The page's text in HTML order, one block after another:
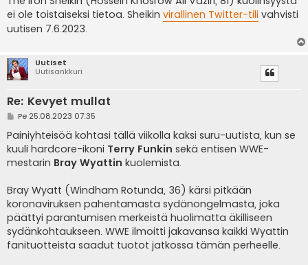
ei ole toistaiseksi tietoa. Sheikin virallinen Twitter-tili vahvisti
uutisen 7.6.2023.
Uutiset
Uutisankkuri
Re: Kevyet mullat
V
e
s
t
i
Pe 25.08.2023 07:35
Painiyhteisöä kohtasi tällä viikolla kaksi suru-uutista, kun se
kuuli hardcore-ikoni Terry Funkin sekä entisen WWE-
mestarin Bray Wyattin kuolemista.
Bray Wyatt (Windham Rotunda, 36) kärsi pitkään
koronaviruksen pahentamasta sydänongelmasta, joka
päättyi parantumisen merkeistä huolimatta äkilliseen
sydänkohtaukseen. WWE ilmoitti jakavansa kaikki Wyattin
fanituotteista saadut tuotot jatkossa tämän perheelle.